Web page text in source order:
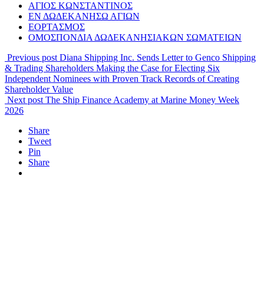
ΑΓΙΟΣ ΚΩΝΣΤΑΝΤΙΝΟΣ
ΕΝ ΔΩΔΕΚΑΝΗΣΩ ΑΓΙΩΝ
ΕΟΡΤΑΣΜΟΣ
ΟΜΟΣΠΟΝΔΙΑ ΔΩΔΕΚΑΝΗΣΙΑΚΩΝ ΣΩΜΑΤΕΙΩΝ
Previous post Diana Shipping Inc. Sends Letter to Genco Shipping
& Trading Shareholders Making the Case for Electing Six
Independent Nominees with Proven Track Records of Creating
Shareholder Value
Next post The Ship Finance Academy at Marine Money Week
2026
Share
Tweet
Pin
Share